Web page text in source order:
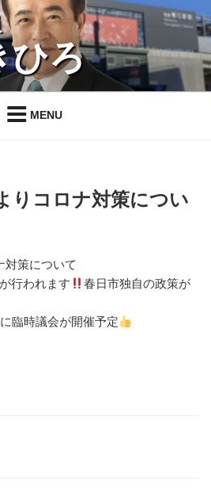
ひろ
MENU
りコロナ対策につい
対策について
行われます
春日市独自の政策が
臨時議会が開催予定